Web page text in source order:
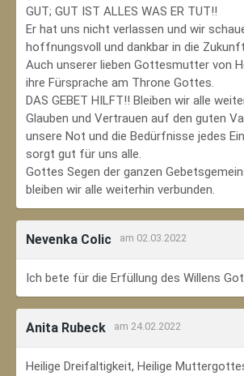
GUT; GUT IST ALLES WAS ER TUT!!
Er hat uns nicht verlassen und wir
hoffnungsvoll und dankbar in die
Auch unserer lieben Gottesmutter von
ihre Fürsprache am Throne Gottes.
DAS GEBET HILFT!! Bleiben wir alle
Glauben und Vertrauen auf den guten
unsere Not und die Bedürfnisse jedes
sorgt gut für uns alle.
Gottes Segen der ganzen
bleiben wir alle weiterhin verbunden.
Nevenka Colic am 02.03.2022
Ich bete für die Erfüllung des Willens
Anita Rubeck am 24.02.2022
Heilige Dreifaltigkeit, Heilige